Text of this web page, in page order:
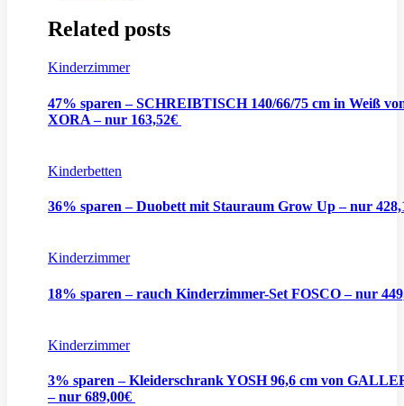
Related posts
Kinderzimmer
47% sparen – SCHREIBTISCH 140/66/75 cm in Weiß
XORA – nur 163,52€
Kinderbetten
36% sparen – Duobett mit Stauraum Grow Up – nur
Kinderzimmer
18% sparen – rauch Kinderzimmer-Set FOSCO – nur
Kinderzimmer
3% sparen – Kleiderschrank YOSH 96,6 cm von
– nur 689,00€